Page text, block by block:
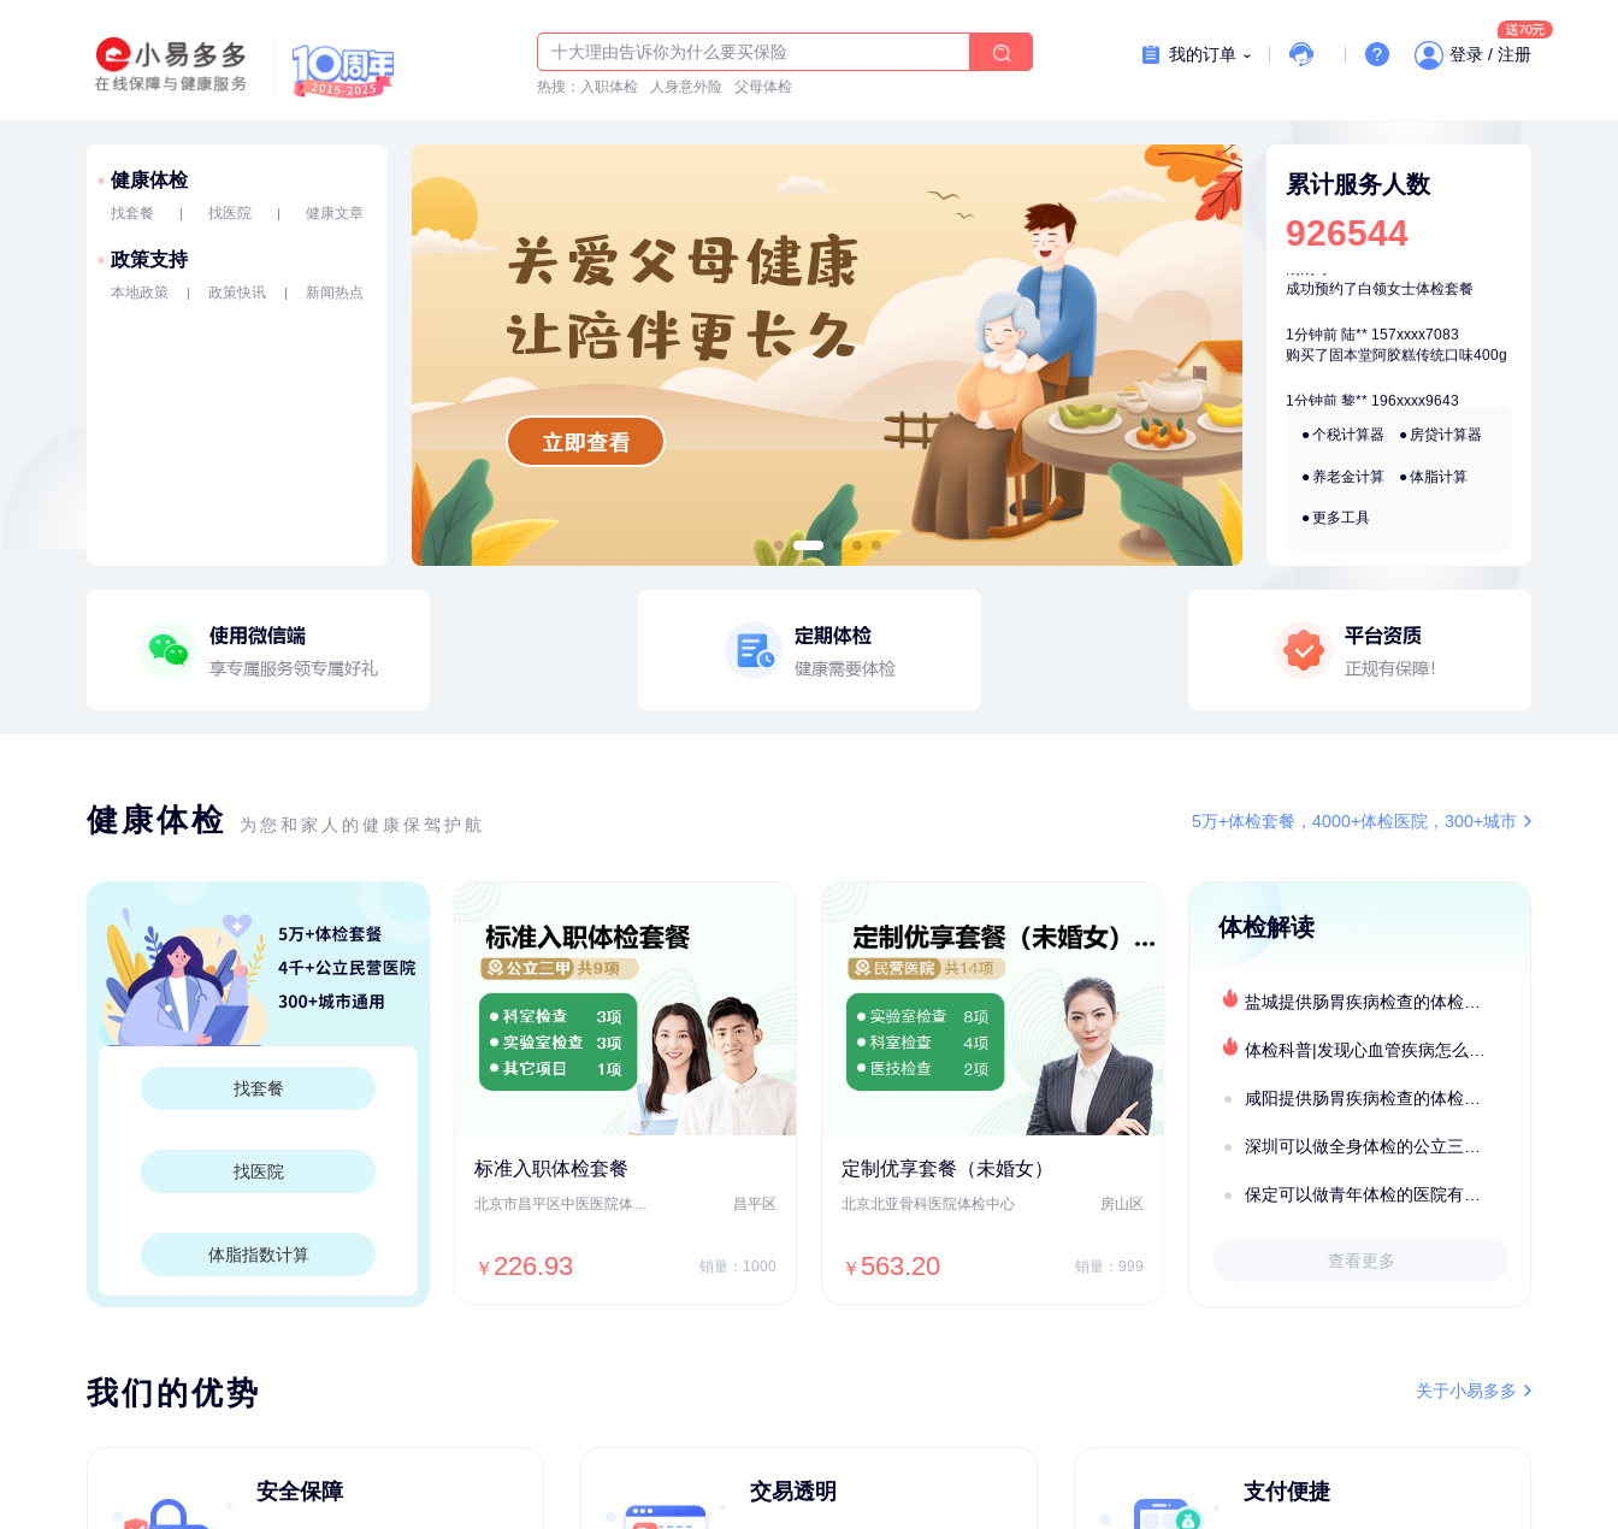
十大理由告诉你为什么要买保险
入职体检在线预约
热搜： 入职体检 人身意外险 父母体检
我的订单 登录 / 注册
健康体检
找套餐 找医院 健康文章
政策支持
本地政策 政策快讯 新闻热点
累计服务人数
926544
成功预约了男性健康套餐
成功预约了白领女士体检套餐
刚刚 李** 136xxxx3348
成功预约了白领女士体检套餐
1分钟前 陆** 157xxxx7083
1分钟前 黎** 196xxxx9643
六件套装
成功预约了女性防癌筛查套餐
2分钟前 肖** 159xxxx4211
成功预约了妇科套餐
购买了美的体重秤 MO-CW5 白色
7分钟前 李** 181xxxx3976
7分钟前 李** 181xxxx3976
添加蔗糖美式咖啡粉24g*2盒
成功预约了男性健康套餐
个税计算器 房贷计算器
养老金计算 体脂计算
更多工具
健康体检 为您和家人的健康保驾护航 5万+体检套餐，4000+体检医院，300+城市
找套餐
找医院
体脂指数计算
标准入职体检套餐
北京市昌平区中医医院体检中心 昌平区
￥ 226.93 销量：1000
定制优享套餐（未婚女）
北京北亚骨科医院体检中心 房山区
￥ 563.20 销量：999
秦皇岛市第一医院体检中心 北戴河区
体检解读
盐城提供肠胃疾病检查的体检套餐有哪些？体检机构有哪些选择？如何预约？
体检科普|发现心血管疾病怎么办？
咸阳提供肠胃疾病检查的体检套餐有哪些？体检机构有哪些选择？如何预约？
深圳可以做全身体检的公立三甲医院及体检套餐汇总
保定可以做青年体检的医院有哪些？有哪些套餐可以选择？
查看更多
我们的优势 关于小易多多
安全保障 交易透明 支付便捷